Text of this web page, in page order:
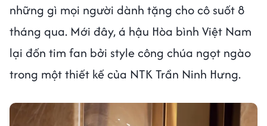
những gì mọi người dành tặng cho cô suốt 8
tháng qua. Mới đây, á hậu Hòa bình Việt Nam
lại đốn tim fan bởi style công chúa ngọt ngào
trong một thiết kế của NTK Trần Ninh Hưng.